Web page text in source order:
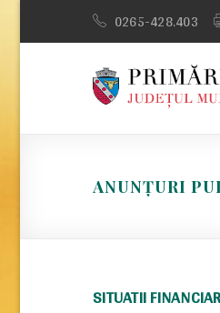
0265-428.403
ANUNȚURI
SITUATII